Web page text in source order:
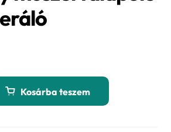
Kosárba teszem